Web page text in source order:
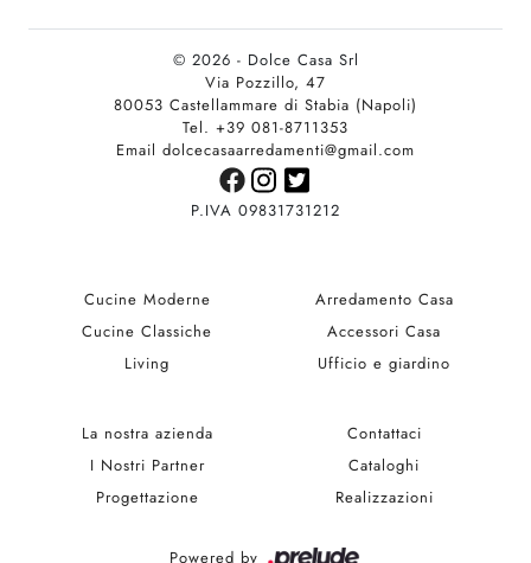
© 2026 - Dolce Casa Srl
Via Pozzillo, 47
80053 Castellammare di Stabia (Napoli)
Tel. +39 081-8711353
Email dolcecasaarredamenti@gmail.com
P.IVA 09831731212
Cucine Moderne
Cucine Classiche
Living
Arredamento Casa
Accessori Casa
Ufficio e giardino
La nostra azienda
I Nostri Partner
Progettazione
Contattaci
Cataloghi
Realizzazioni
Powered by